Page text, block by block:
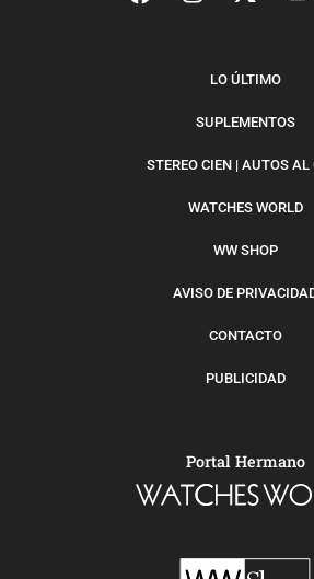
LO ÚLTIMO
SUPLEMENTOS
STEREO CIEN | AUTOS AL
WATCHES WORLD
WW SHOP
AVISO DE
CONTACTO
PUBLICIDAD
Portal Hermano